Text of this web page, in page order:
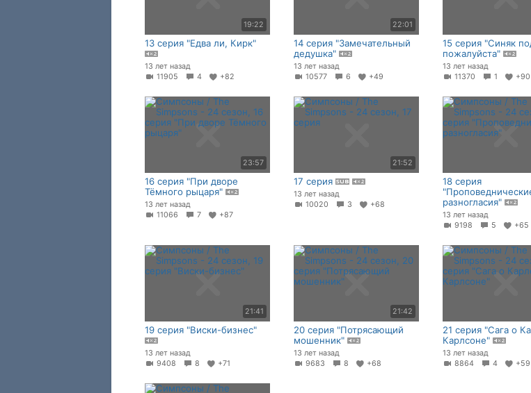
19:22
13 серия "Едва ли, Кирк"
13 лет назад
11905
4 +82
22:01
14 серия "Замечательный
дедушка"
13 лет назад
10577
6 +49
15 серия "Синяк
пожалуйста"
13 лет назад
11370
1 +90
23:57
16 серия "При дворе
Тёмного рыцаря"
13 лет назад
11066
7 +87
21:52
17 серия
13 лет назад
10020
3 +68
18 серия
разногласия"
13 лет назад
9198
5 +65
21:41
19 серия "Виски-бизнес"
13 лет назад
9408
8 +71
21:42
20 серия "Потрясающий
мошенник"
13 лет назад
9683
8 +68
21 серия "Сага о
Карлсоне"
13 лет назад
8864
4 +59